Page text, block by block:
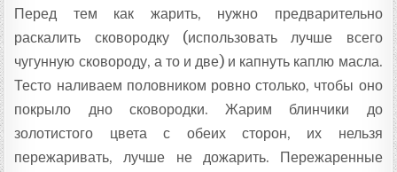
Перед тем как жарить, нужно предварительно
раскалить сковородку (использовать лучше всего
чугунную сковороду, а то и две) и капнуть каплю масла.
Тесто наливаем половником ровно столько, чтобы оно
покрыло дно сковородки. Жарим блинчики до
золотистого цвета с обеих сторон, их нельзя
пережаривать, лучше не дожарить. Пережаренные